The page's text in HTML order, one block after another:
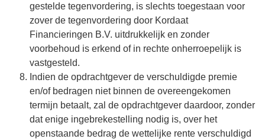
gestelde tegenvordering, is slechts toegestaan voor
zover de tegenvordering door Kordaat
Financieringen B.V. uitdrukkelijk en zonder
voorbehoud is erkend of in rechte onherroepelijk is
vastgesteld.
Indien de opdrachtgever de verschuldigde premie
en/of bedragen niet binnen de overeengekomen
termijn betaalt, zal de opdrachtgever daardoor, zonder
dat enige ingebrekestelling nodig is, over het
openstaande bedrag de wettelijke rente verschuldigd